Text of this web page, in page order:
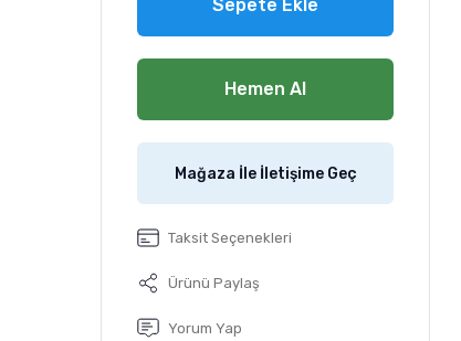
Sepete Ekle
Hemen Al
Mağaza İle İletişime Geç
Taksit Seçenekleri
Ürünü Paylaş
Yorum Yap